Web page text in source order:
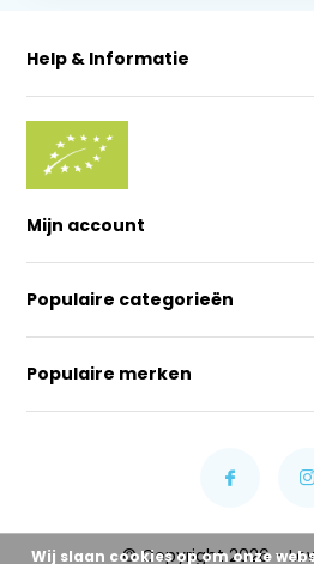
Help & Informatie
Mijn account
Populaire categorieën
Populaire merken
© Copyright 2026 -
Wij slaan cookies op om onze